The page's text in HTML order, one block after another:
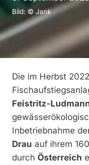
Bild: © Jank
Die im Herbst
Feistritz-
Inbetriebnahme
Drau auf ihrem
durch Österreich